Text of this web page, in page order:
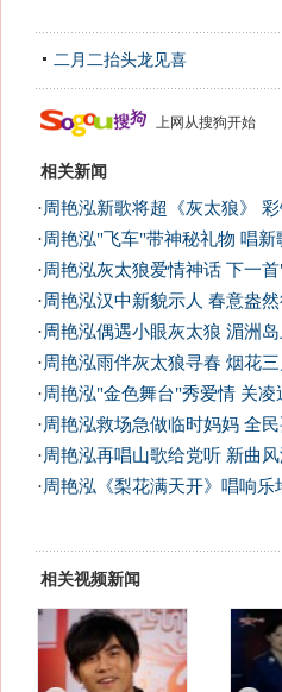
二月二抬头龙见喜
上网从搜狗开始
相关新闻
·周艳泓新歌将超《灰太狼》
·周艳泓"飞车"带神秘礼物 唱新
·周艳泓灰太狼爱情神话 下一
·周艳泓汉中新貌示人 春意盎
·周艳泓偶遇小眼灰太狼 湄洲
·周艳泓雨伴灰太狼寻春 烟花
·周艳泓"金色舞台"秀爱情 关
·周艳泓救场急做临时妈妈 全
·周艳泓再唱山歌给党听 新曲
·周艳泓《梨花满天开》唱响乐
相关视频新闻